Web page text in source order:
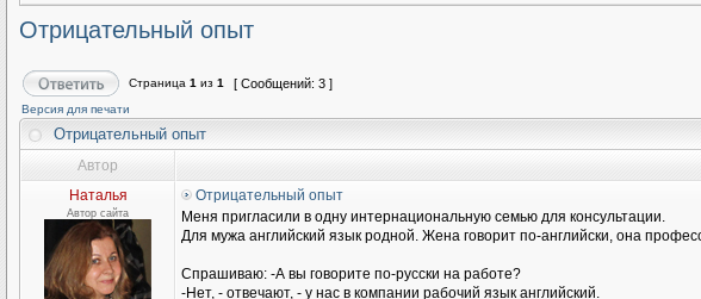
Отрицательный опыт
Страница 1 из 1 [ Сообщений: 3 ]
Версия для печати
Отрицательный опыт
Автор
Наталья
Автор сайта
Отрицательный опыт
Меня пригласили в одну интернациональную семью для консультации.
Для мужа английский язык родной. Жена говорит по-английски, она
Спрашиваю: -А вы говорите по-русски на работе?
-Нет, - отвечают, - у нас в компании рабочий язык английский.